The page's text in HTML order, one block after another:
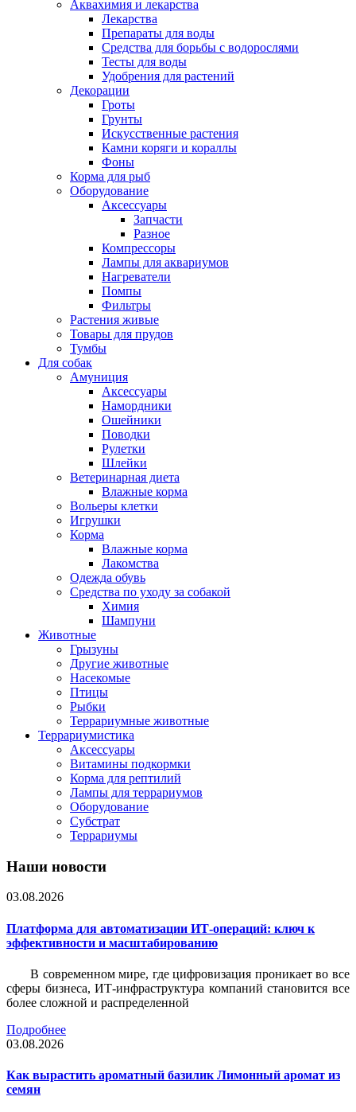
Аквахимия и лекарства
Лекарства
Препараты для воды
Средства для борьбы с водорослями
Тесты для воды
Удобрения для растений
Декорации
Гроты
Грунты
Искусственные растения
Камни коряги и кораллы
Фоны
Корма для рыб
Оборудование
Аксессуары
Запчасти
Разное
Компрессоры
Лампы для аквариумов
Нагреватели
Помпы
Фильтры
Растения живые
Товары для прудов
Тумбы
Для собак
Амуниция
Аксессуары
Намордники
Ошейники
Поводки
Рулетки
Шлейки
Ветеринарная диета
Влажные корма
Вольеры клетки
Игрушки
Корма
Влажные корма
Лакомства
Одежда обувь
Средства по уходу за собакой
Химия
Шампуни
Животные
Грызуны
Другие животные
Насекомые
Птицы
Рыбки
Террариумные животные
Террариумистика
Аксессуары
Витамины подкормки
Корма для рептилий
Лампы для террариумов
Оборудование
Субстрат
Террариумы
Наши новости
03.08.2026
Платформа для автоматизации ИТ-операций: ключ к
эффективности и масштабированию
В современном мире, где цифровизация проникает во все
сферы бизнеса, ИТ-инфраструктура компаний становится все
более сложной и распределенной
Подробнее
03.08.2026
Как вырастить ароматный базилик Лимонный аромат из
семян